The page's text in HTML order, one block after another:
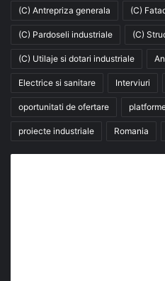
(C) Antrepriza generala (C)
(C) Pardoseli industriale (C)
(C) Utilaje si dotari industriale
Electrice si sanitare Interviuri
oportunitati de ofertare
proiecte industriale Romania